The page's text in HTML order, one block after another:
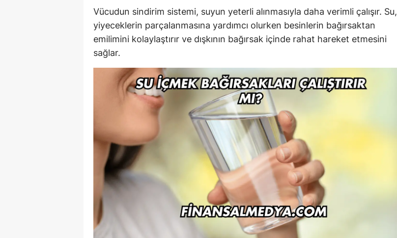
Vücudun sindirim sistemi, suyun yeterli alınmasıyla daha verimli çalışır. Su,
yiyeceklerin parçalanmasına yardımcı olurken besinlerin bağırsaktan
emilimini kolaylaştırır ve dışkının bağırsak içinde rahat hareket etmesini
sağlar.